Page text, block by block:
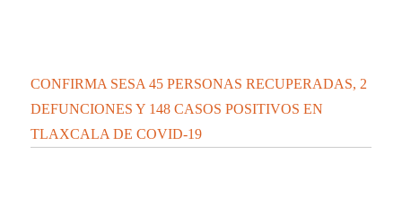
CONFIRMA SESA 45 PERSONAS RECUPERADAS, 2
DEFUNCIONES Y 148 CASOS POSITIVOS EN
TLAXCALA DE COVID-19